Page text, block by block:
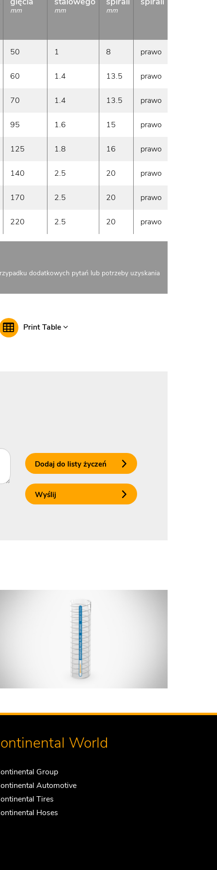
mm mm mm
50 1 8 prawo
60 1.4 13.5 prawo
70 1.4 13.5 prawo
95 1.6 15 prawo
125 1.8 16 prawo
140 2.5 20 prawo
170 2.5 20 prawo
220 2.5 20 prawo
dodatkowych pytań lub potrzeby uzyskania
Print Table
Dodaj do listy życzeń
Wyślij
World
Group
Automotive
Tires
Hoses